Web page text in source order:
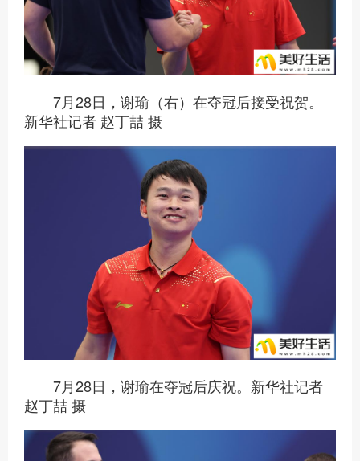
7月28日，谢瑜（右）在夺冠后接受祝贺。
新华社记者 赵丁喆 摄
7月28日，谢瑜在夺冠后庆祝。新华社记者
赵丁喆 摄